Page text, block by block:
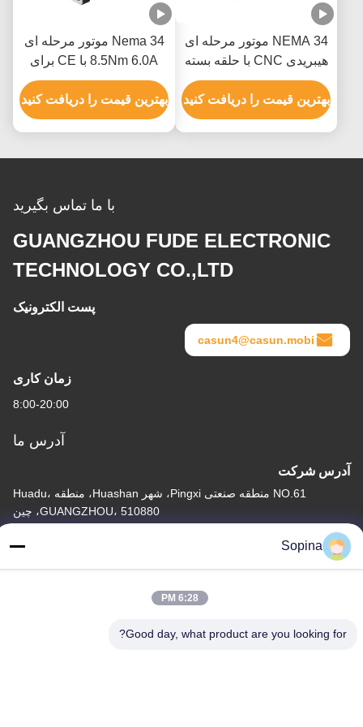
NEMA 34 موتور مرحله ای
هیبریدی CNC با حلقه بسته
12N.M 150mm طول با
رمزگذاری
بهترین قیمت را دریافت کنید
Nema 34 موتور مرحله ای
8.5Nm 6.0A با CE برای
تجهیزات اتوماسیون صنعتی
بهترین قیمت را دریافت کنید
با ما تماس بگیرید
GUANGZHOU FUDE ELECTRONIC
TECHNOLOGY CO.,LTD
پست الکترونیک
casun4@casun.mobi
زمان کاری
8:00-20:00
آدرس ما
آدرس شرکت
NO.61 منطقه صنعتی Pingxi، شهر Huashan، منطقه Huadu،
GUANGZHOU، 510880، چین
آدرس کارخانه
Sopina
6:28 PM
Good day, what product are you looking for?